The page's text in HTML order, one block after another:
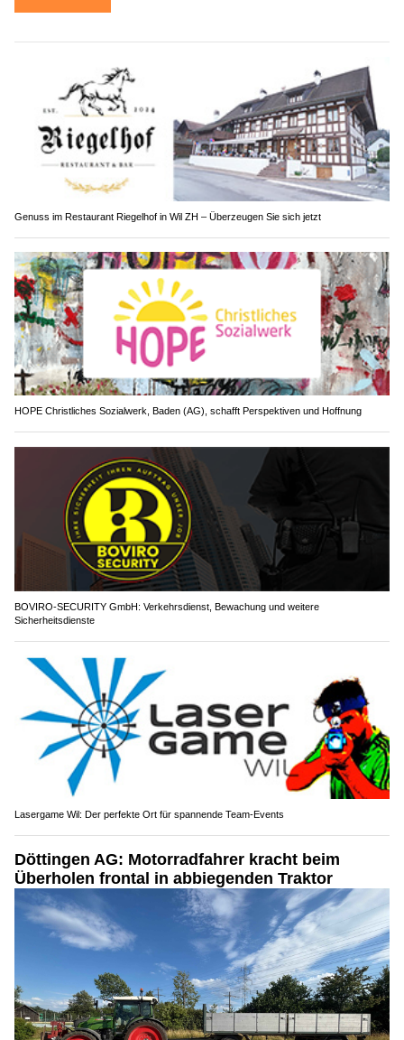
Genuss im Restaurant Riegelhof in Wil ZH – Überzeugen Sie sich jetzt
HOPE Christliches Sozialwerk, Baden (AG), schafft Perspektiven und Hoffnung
BOVIRO-SECURITY GmbH: Verkehrsdienst, Bewachung und weitere
Sicherheitsdienste
Lasergame Wil: Der perfekte Ort für spannende Team-Events
Döttingen AG: Motorradfahrer kracht beim
Überholen frontal in abbiegenden Traktor